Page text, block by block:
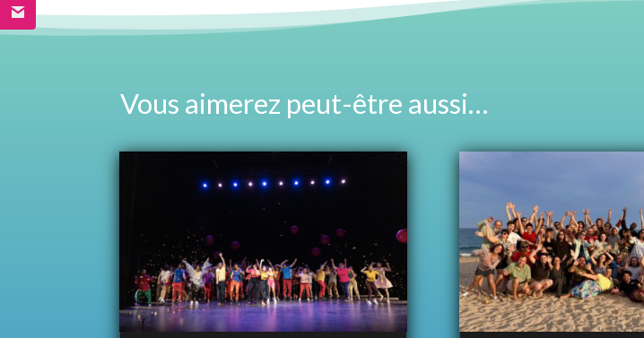
Vous aimerez peut-être aussi…